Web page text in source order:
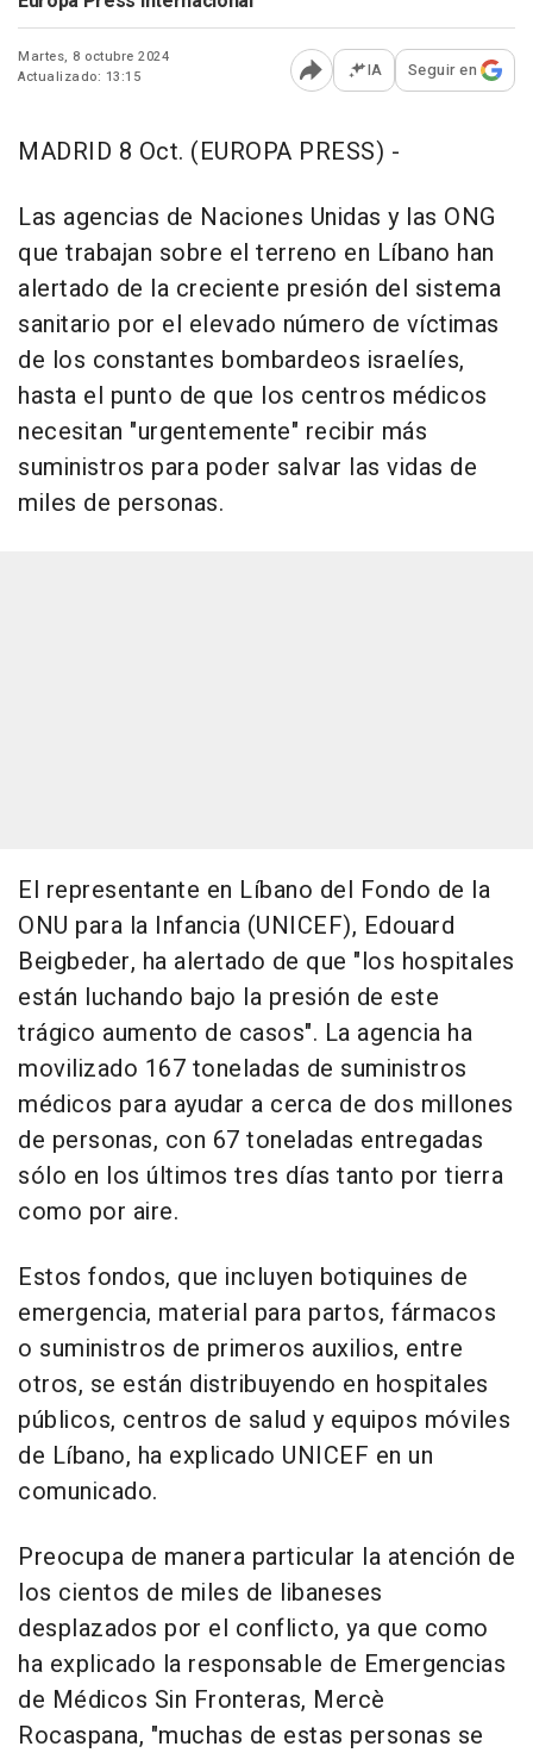
Martes, 8 octubre 2024
Actualizado: 13:15
Abrir opciones para
IA Seguir en
MADRID 8 Oct. (EUROPA PRESS) -
Las agencias de Naciones Unidas y las ONG
que trabajan sobre el terreno en Líbano han
alertado de la creciente presión del sistema
sanitario por el elevado número de víctimas
de los constantes bombardeos israelíes,
hasta el punto de que los centros médicos
necesitan "urgentemente" recibir más
suministros para poder salvar las vidas de
miles de personas.
El representante en Líbano del Fondo de la
ONU para la Infancia (UNICEF), Edouard
Beigbeder, ha alertado de que "los hospitales
están luchando bajo la presión de este
trágico aumento de casos". La agencia ha
movilizado 167 toneladas de suministros
médicos para ayudar a cerca de dos millones
de personas, con 67 toneladas entregadas
sólo en los últimos tres días tanto por tierra
como por aire.
Estos fondos, que incluyen botiquines de
emergencia, material para partos, fármacos
o suministros de primeros auxilios, entre
otros, se están distribuyendo en hospitales
públicos, centros de salud y equipos móviles
de Líbano, ha explicado UNICEF en un
comunicado.
Preocupa de manera particular la atención de
los cientos de miles de libaneses
desplazados por el conflicto, ya que como
ha explicado la responsable de Emergencias
de Médicos Sin Fronteras, Mercè
Rocaspana, "muchas de estas personas se